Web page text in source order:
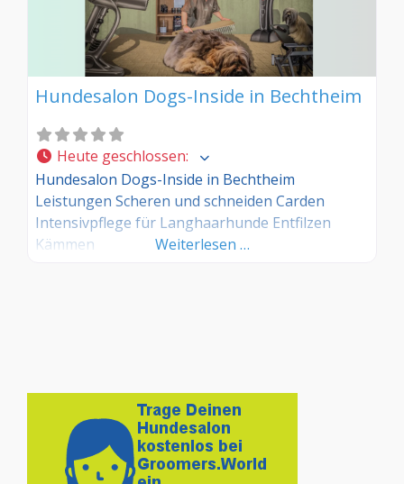
Hundesalon Dogs-Inside in Bechtheim
Heute geschlossen:
Hundesalon Dogs-Inside in Bechtheim
Leistungen Scheren und schneiden Carden
Intensivpflege für Langhaarhunde Entfilzen
Kämmen
Weiterlesen …